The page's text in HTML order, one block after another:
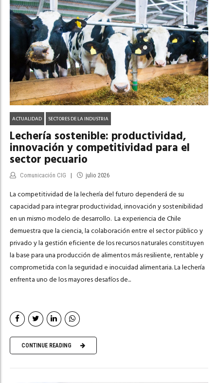
ACTUALIDAD SECTORES DE LA INDUSTRIA
Lechería sostenible: productividad,
innovación y competitividad para el
sector pecuario
Comunicación CIG julio 2026
La competitividad de la lechería del futuro dependerá de su
capacidad para integrar productividad, innovación y sostenibilidad
en un mismo modelo de desarrollo. La experiencia de Chile
demuestra que la ciencia, la colaboración entre el sector público y
privado y la gestión eficiente de los recursos naturales constituyen
la base para una producción de alimentos más resiliente, rentable y
comprometida con la seguridad e inocuidad alimentaria. La lechería
enfrenta uno de los mayores desafíos de...
CONTINUE READING